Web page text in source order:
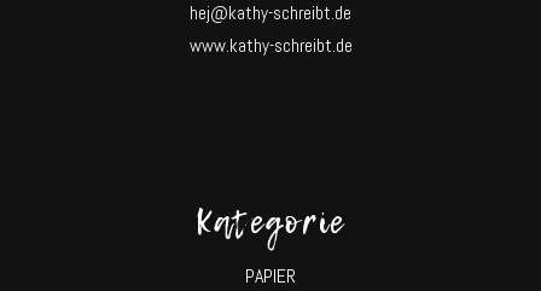
hej@kathy-schreibt.de
www.kathy-schreibt.de
Kategorie
PAPIER